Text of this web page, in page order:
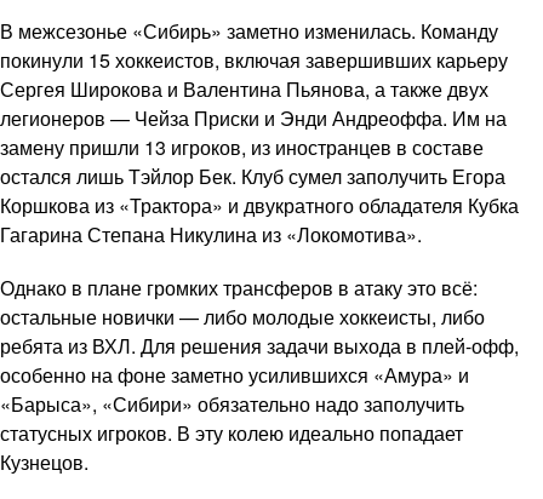
В межсезонье «Сибирь» заметно изменилась. Команду
покинули 15 хоккеистов, включая завершивших карьеру
Сергея Широкова и Валентина Пьянова, а также двух
легионеров — Чейза Приски и Энди Андреоффа. Им на
замену пришли 13 игроков, из иностранцев в составе
остался лишь Тэйлор Бек. Клуб сумел заполучить Егора
Коршкова из «Трактора» и двукратного обладателя Кубка
Гагарина Степана Никулина из «Локомотива».
Однако в плане громких трансферов в атаку это всё:
остальные новички — либо молодые хоккеисты, либо
ребята из ВХЛ. Для решения задачи выхода в плей-офф,
особенно на фоне заметно усилившихся «Амура» и
«Барыса», «Сибири» обязательно надо заполучить
статусных игроков. В эту колею идеально попадает
Кузнецов.